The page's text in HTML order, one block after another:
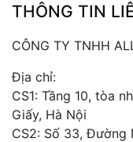
THÔNG TIN
CÔNG TY TNHH
Địa chỉ:
CS1: Tầng 10, tòa
Giấy, Hà Nội
CS2: Số 33, Đường